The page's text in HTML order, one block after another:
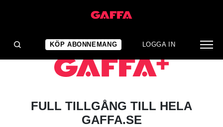
KÖP ABONNEMANG LOGGA IN
FULL TILLGÅNG TILL HELA
GAFFA.SE